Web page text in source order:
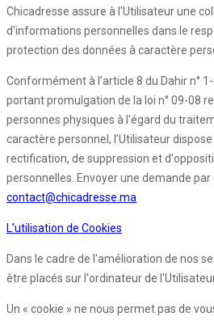
Chicadresse assure à l'Utilisateur une
d'informations personnelles dans le
protection des données à caractère
Conformément à l’article 8 du Dahir n°
portant promulgation de la loi n° 09-08
personnes physiques à l'égard du
caractère personnel, l’Utilisateur
rectification, de suppression et
personnelles. Envoyer une demande
contact@chicadresse.ma
L’utilisation de Cookies
Dans le cadre de l'amélioration de nos
être placés sur l'ordinateur de
Un « cookie » ne nous permet pas de